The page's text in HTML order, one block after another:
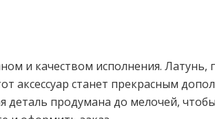
и качеством исполнения. Латунь,
аксессуар станет прекрасным
продумана до мелочей,